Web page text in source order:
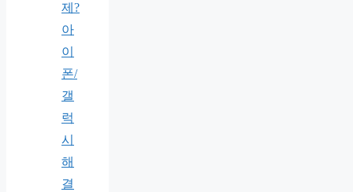
제?
아
이
폰/
갤
럭
시
해
결